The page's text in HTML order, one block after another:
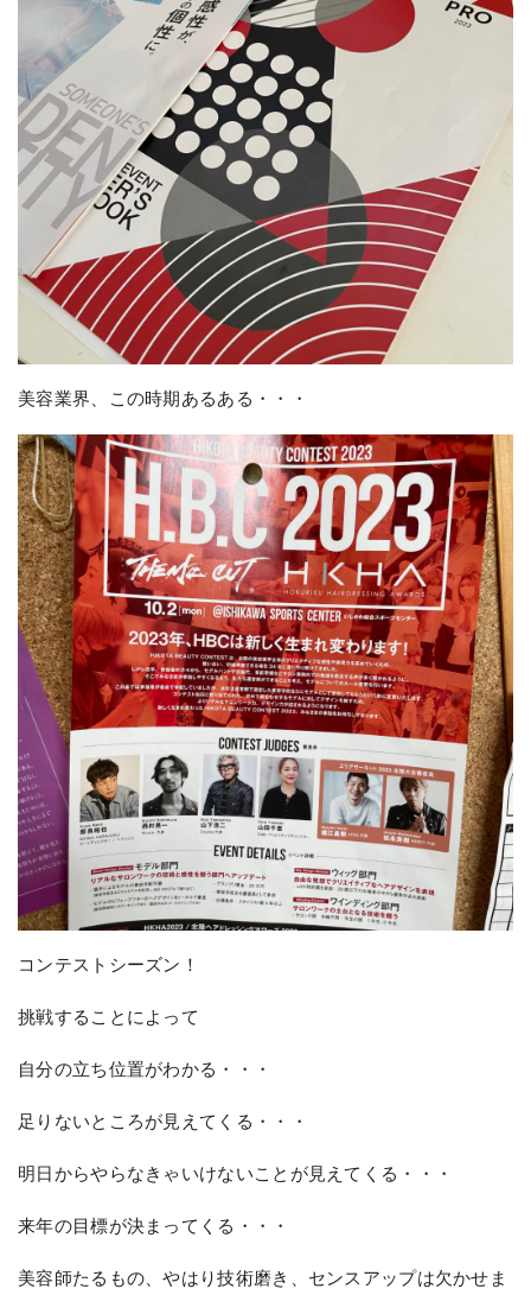
美容業界、この時期あるある・・・
コンテストシーズン！
挑戦することによって
自分の立ち位置がわかる・・・
足りないところが見えてくる・・・
明日からやらなきゃいけないことが見えてくる・・・
来年の目標が決まってくる・・・
美容師たるもの、やはり技術磨き、センスアップは欠かせま